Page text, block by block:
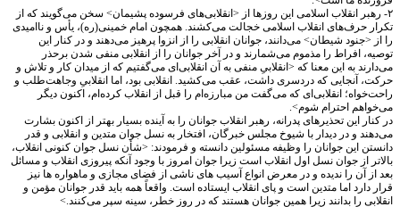
انقلاب اسلامی این روزها از <انقلابی‌های فرسوده پشیمان> سخن می‌گویند که از
حرف‌های انقلاب اسلامی خجالت می‌کشند. همچون امام خمینی(ره)، یأس و ناامیدی
شیطان> می‌دانند، جوانان انقلابی را از انزوا پرهیز می‌دهند و در کنار این
افراط را مذموم می‌شمارند و در آخر جوانان را از انقلابی منفی شدن برحذر
به این معنا که <انقلابیِ منفی به آن انقلابی‌ای می‌گفتیم که از میدان کار و تلاش و
آنجایی که دردسری داشت، عقب می‌کشید. انقلابی بود، اما انقلابیِ وجاهت‌طلب و
انقلابی‌ای که می‌گفت من مبارزه‌ام را قبل از انقلاب کرده‌ام، اکنون دیگر
احترام شوم>.
این تحذیرهای پدرانه، رهبر انقلاب جوانان را به آینده بسیار بهتر از اکنون بشارت
و در دیدار با شیوخ مجلس خبرگان، افتخار به نسل جوان متدین و انقلابی و قدر
این جوانان را وظیفه مسئولین دانسته و فرمودند: <شأن نسل جوان کنونی انقلاب،
از جوان نسل اول انقلاب است زیرا جوان امروز با وجود آنکه پیروزی انقلاب و مسائل
آن را ندیده و در معرض انواع آسیب های ناشی از فضای مجازی و ماهواره ها نیز
اما متدین است و پای انقلاب ایستاده است. واقعاً همه باید قدر جوانان مؤمن و
را بدانند زیرا همین جوانان هستند که در روز خطر، سینه سپر می‌کنند.>